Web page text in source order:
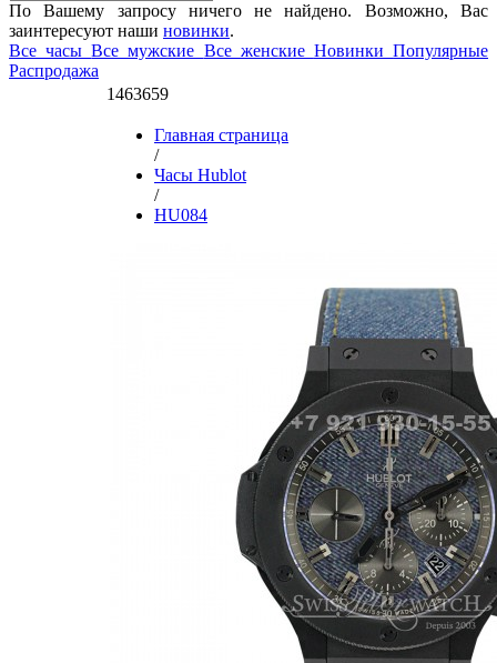
По Вашему запросу ничего не найдено. Возможно, Вас
заинтересуют наши новинки.
Все часыВсе мужские Все женские НовинкиПопулярные
Распродажа
1463659
Главная страница
/
Часы Hublot
/
HU084